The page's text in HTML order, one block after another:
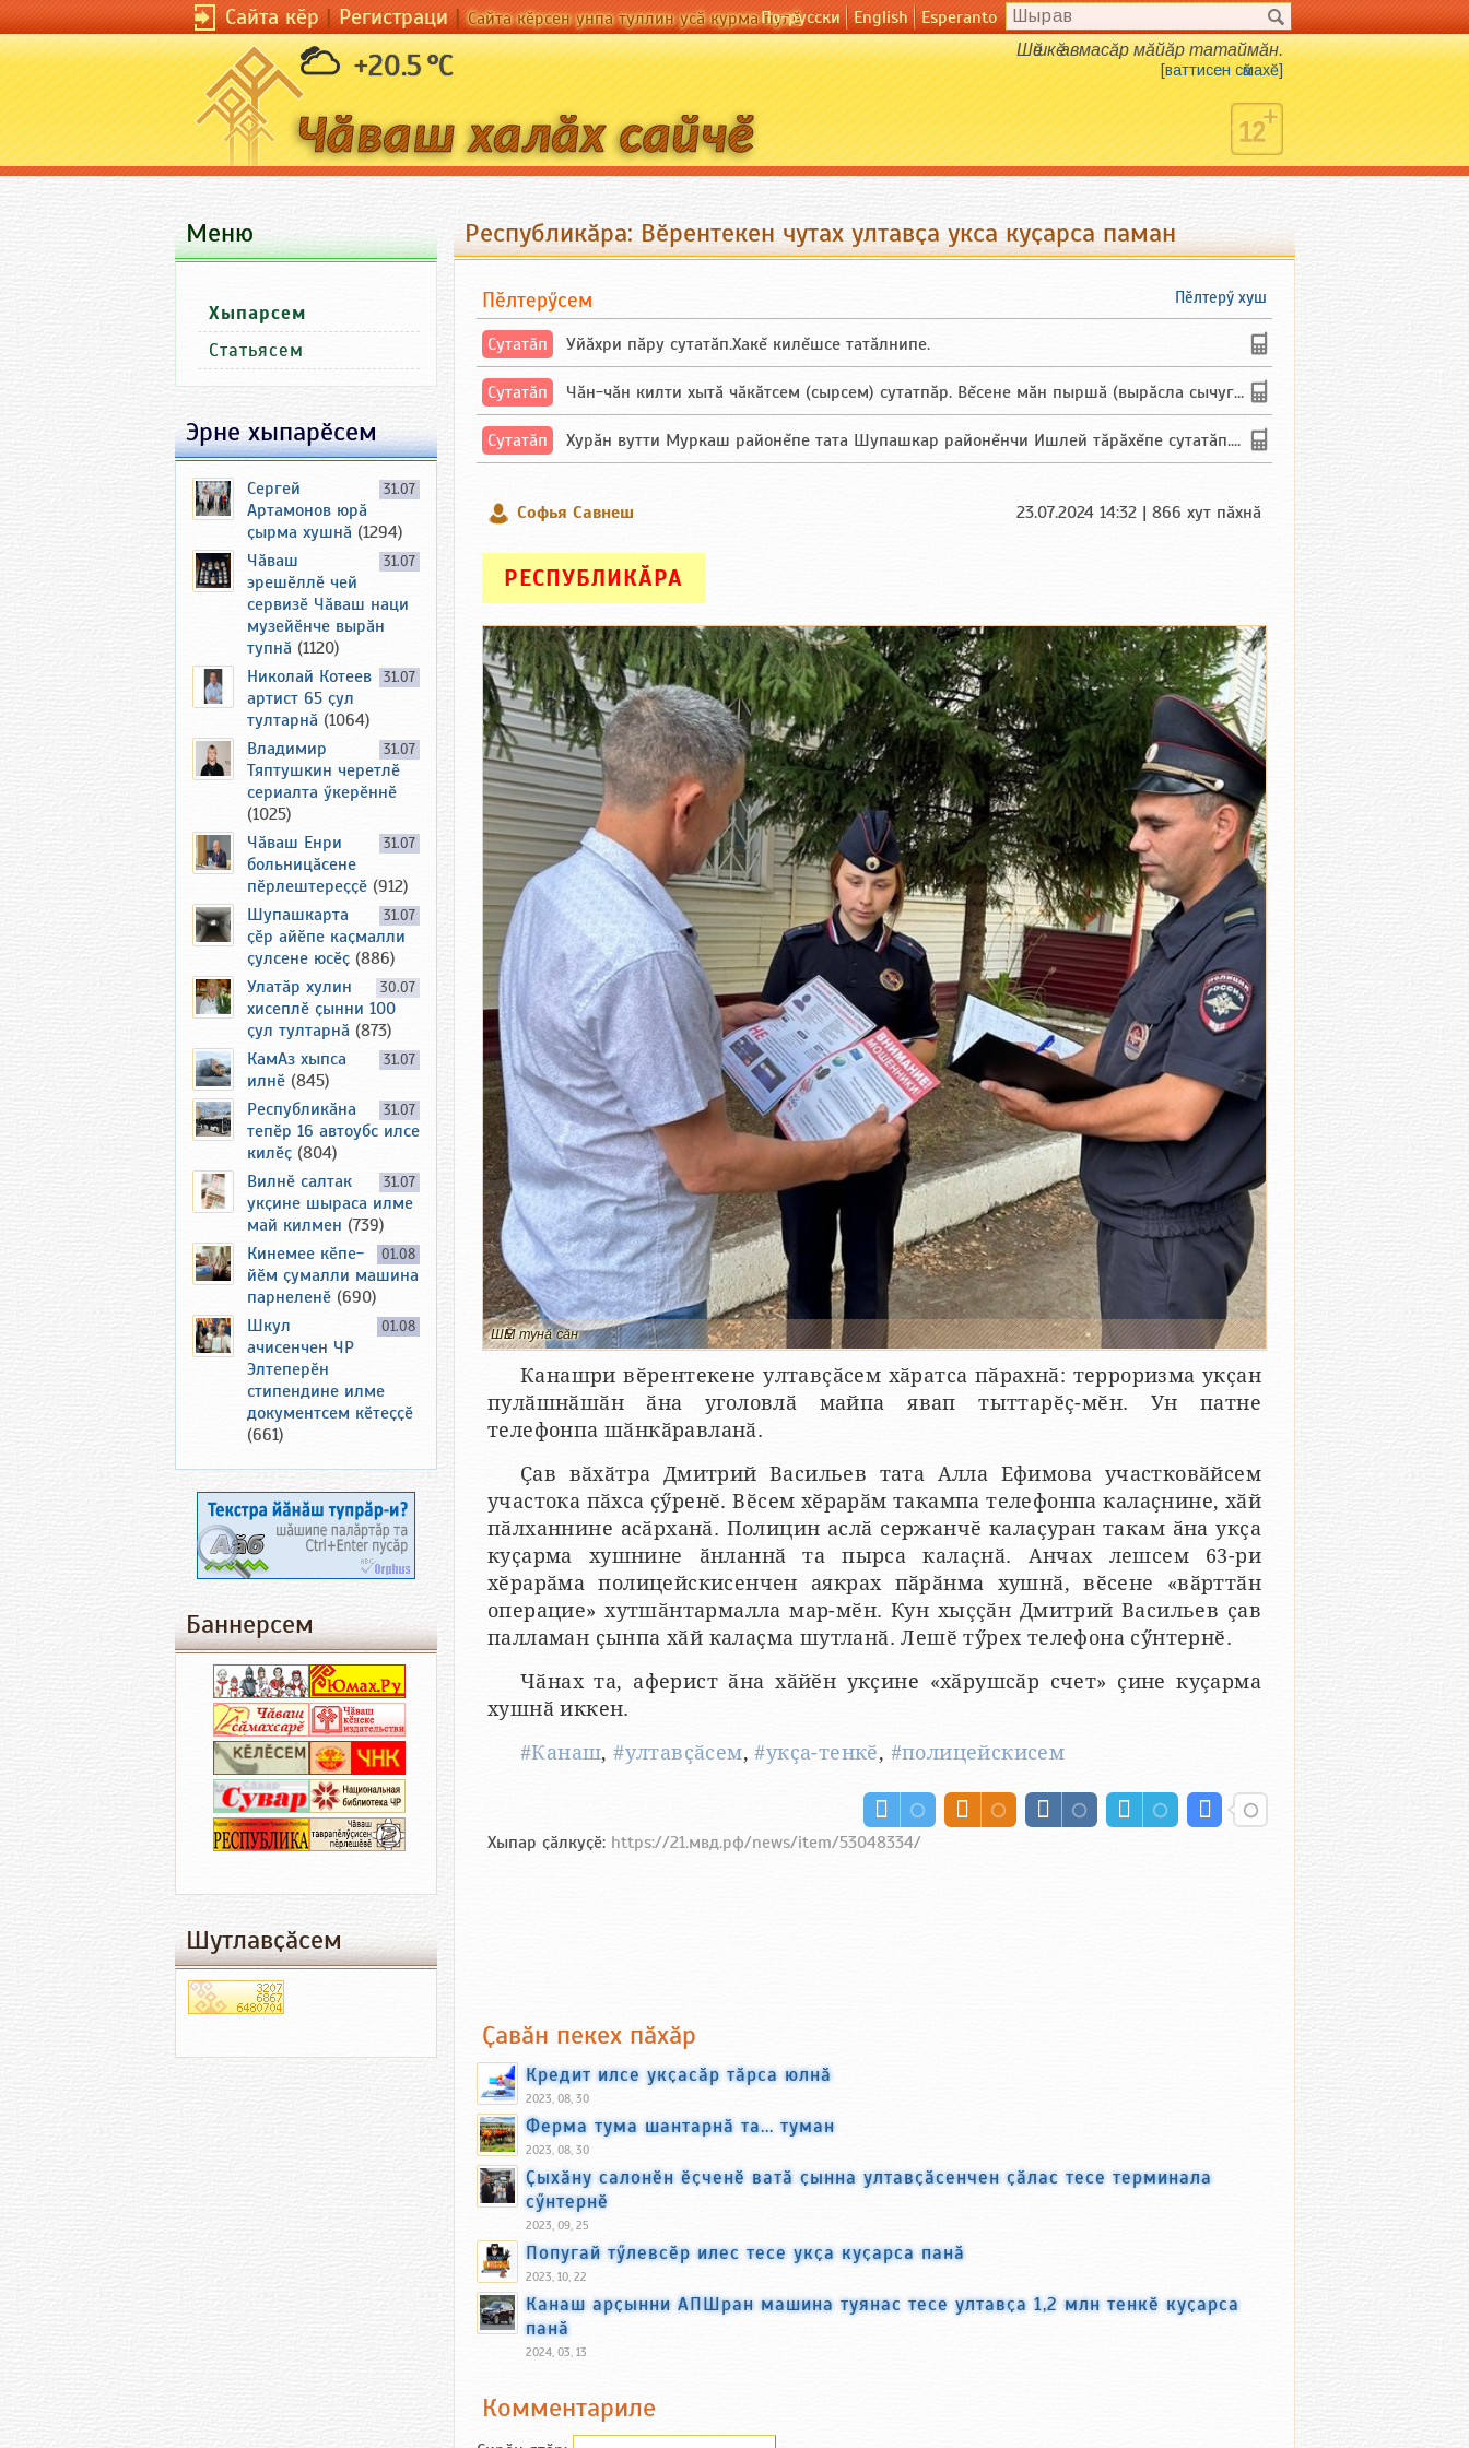
Сайта кӗр|Регистраци|Сайта кӗрсен унпа туллин усӑ курма пулӗПо-русски English Esperanto
+20.5 °C Шӗшкӗ авмасӑр мӑйӑр татаймӑн.
[ваттисен сӑмахӗ]
Республикӑра: Вӗрентекен чутах ултавҫа укса куҫарса паман
Пӗлтерӳ хуш
Пӗлтерӳсем
Сутатӑп Уйăхри пăру сутатăп.Хакĕ килĕшсе татăлнипе.
Сутатӑп Чăн-чăн килти хытă чăкăтсем (сырсем) сутатпăр. Вĕсене мăн пыршă (вырăсла сычуг) ...
Сутатӑп Хурăн вутти Муркаш районĕпе тата Шупашкар районĕнчи Ишлей тăрăхĕпе сутатăп. Ха...
Софья Савнеш 23.07.2024 14:32 | 866 хут пӑхнӑ
РЕСПУБЛИКӐРА
ШӖМ тунӑ сӑн
Канашри вӗрентекене ултавҫӑсем хӑратса пӑрахнӑ: терроризма укҫан
пулӑшнӑшӑн ӑна уголовлӑ майпа явап тыттарӗҫ-мӗн. Ун патне
телефонпа шӑнкӑравланӑ.
Ҫав вӑхӑтра Дмитрий Васильев тата Алла Ефимова участковӑйсем
участока пӑхса ҫӳренӗ. Вӗсем хӗрарӑм такампа телефонпа калаҫнине, хӑй
пӑлханнине асӑрханӑ. Полицин аслӑ сержанчӗ калаҫуран такам ӑна укҫа
куҫарма хушнине ӑнланнӑ та пырса калаҫнӑ. Анчах лешсем 63-ри
хӗрарӑма полицейскисенчен аякрах пӑрӑнма хушнӑ, вӗсене «вӑрттӑн
операцие» хутшӑнтармалла мар-мӗн. Кун хыҫҫӑн Дмитрий Васильев ҫав
палламан ҫынпа хӑй калаҫма шутланӑ. Лешӗ тӳрех телефона сӳнтернӗ.
Чӑнах та, аферист ӑна хӑйӗн укҫине «хӑрушсӑр счет» ҫине куҫарма
хушнӑ иккен.
#Канаш,#ултавҫӑсем,#укҫа-тенкӗ, #полицейскисем
Хыпар ҫӑлкуҫӗ: https://21.мвд.рф/news/item/53048334/
Ҫавӑн пекех пӑхӑр
Кредит илсе укҫасӑр тӑрса юлнӑ
2023, 08, 30
Ферма тума шантарнӑ та... туман
2023, 08, 30
Ҫыхӑну салонӗн ӗҫченӗ ватӑ ҫынна ултавҫӑсенчен ҫӑлас тесе терминала
сӳнтернӗ
2023, 09, 25
Попугай тӳлевсӗр илес тесе укҫа куҫарса панӑ
2023, 10, 22
Канаш арҫынни АПШран машина туянас тесе ултавҫа 1,2 млн тенкӗ куҫарса
панӑ
2024, 03, 13
Комментариле
Меню
Хыпарсем
Статьясем
Эрне хыпарӗсем
31.07
Сергей
Артамонов юрӑ
ҫырма хушнӑ (1294)
31.07
Чӑваш
эрешӗллӗ чей
сервизӗ Чӑваш наци
музейӗнче вырӑн
тупнӑ (1120)
31.07
Николай Котеев
артист 65 ҫул
тултарнӑ (1064)
31.07
Владимир
Тяптушкин черетлӗ
сериалта ӳкерӗннӗ
(1025)
31.07
Чӑваш Енри
больницӑсене
пӗрлештереҫҫӗ (912)
31.07
Шупашкарта
ҫӗр айӗпе каҫмалли
ҫулсене юсӗҫ (886)
30.07
Улатӑр хулин
хисеплӗ ҫынни 100
ҫул тултарнӑ (873)
31.07
КамАз хыпса
илнӗ (845)
31.07
Республикӑна
тепӗр 16 автоубс илсе
килӗҫ (804)
31.07
Вилнӗ салтак
укҫине шыраса илме
май килмен (739)
01.08
Кинемее кӗпе-
йӗм ҫумалли машина
парнеленӗ (690)
01.08
Шкул
ачисенчен ЧР
Элтеперӗн
стипендине илме
документсем кӗтеҫҫӗ
(661)
Баннерсем
Шутлавҫӑсем